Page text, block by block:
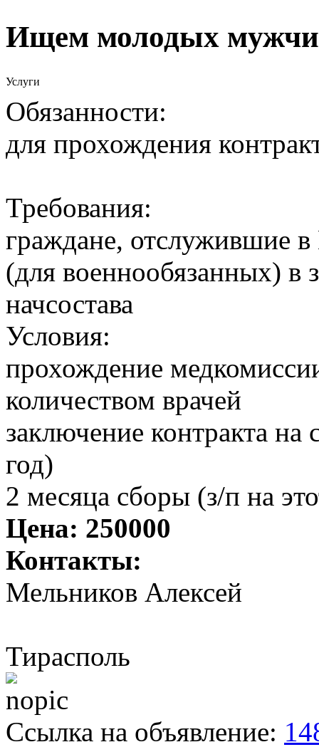
Ищем молодых
Услуги
Обязанности:
для прохождения
Требования:
граждане, отслужившие
(для военнообязанных) в
начсостава
Условия:
прохождение
количеством врачей
заключение контракта на
год)
2 месяца сборы (з/п на
Цена: 250000
Контакты:
Мельников Алексей
Тирасполь
Ссылка на объявление: